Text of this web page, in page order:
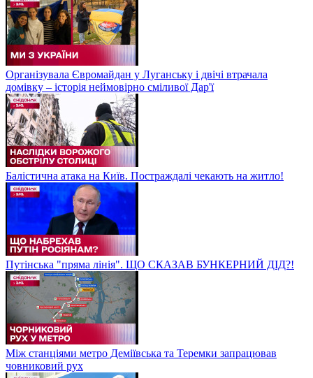
Організувала Євромайдан у Луганську і двічі втрачала
домівку – історія неймовірно сміливої Дар'ї
Балістична атака на Київ. Постраждалі чекають на житло!
Путінська "пряма лінія". ЩО СКАЗАВ БУНКЕРНИЙ ДІД?!
Між станціями метро Деміївська та Теремки запрацював
човниковий рух